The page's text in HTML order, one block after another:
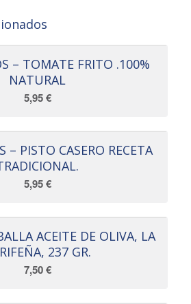
– TOMATE FRITO .100%
NATURAL
5,95€
– PISTO CASERO RECETA
5,95€
ACEITE DE OLIVA, LA
237 GR.
7,50€